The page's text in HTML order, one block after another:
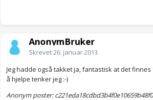
AnonymBruker
Skrevet26. januar 2013
Jeg hadde også takket ja, fantastisk at det
å hjelpe tenker jeg :-)
Anonym poster: